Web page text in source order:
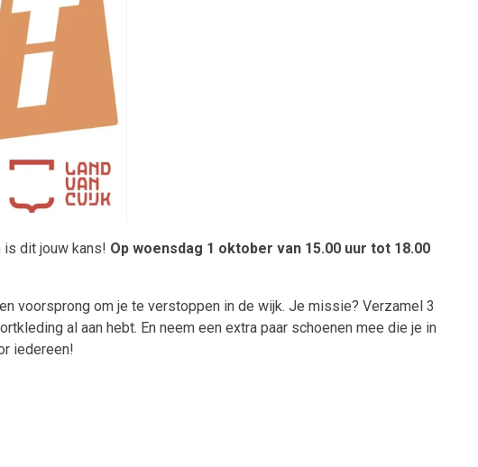
is dit jouw kans! Op woensdag 1 oktober van 15.00 uur tot 18.00
voorsprong om je te verstoppen in de wijk. Je missie? Verzamel 3
al aan hebt. En neem een extra paar schoenen mee die je in
iedereen!